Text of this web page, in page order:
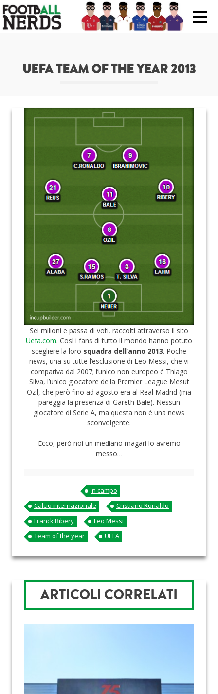
Search
Maglie
Accessori
Magazine Roba Da Nerds
Football Viral
Roba da nerds
Chi siamo
UEFA TEAM OF THE YEAR 2013
Sei milioni e passa di voti, raccolti attraverso il sito
Uefa.com. Così i fans di tutto il mondo hanno potuto
scegliere la loro squadra dell’anno 2013. Poche
news, una su tutte l’esclusione di Leo Messi, che vi
compariva dal 2007; l’unico non europeo è Thiago
Silva, l’unico giocatore della Premier League Mesut
Ozil, che però fino ad agosto era al Real Madrid (ma
pareggia la presenza di Gareth Bale). Nessun
giocatore di Serie A, ma questa non è una news
sconvolgente.
Ecco, però noi un mediano magari lo avremo
messo…
In campo
Calcio internazionale
Cristiano Ronaldo
Franck Ribery
Leo Messi
Team of the year
UEFA
ARTICOLI CORRELATI